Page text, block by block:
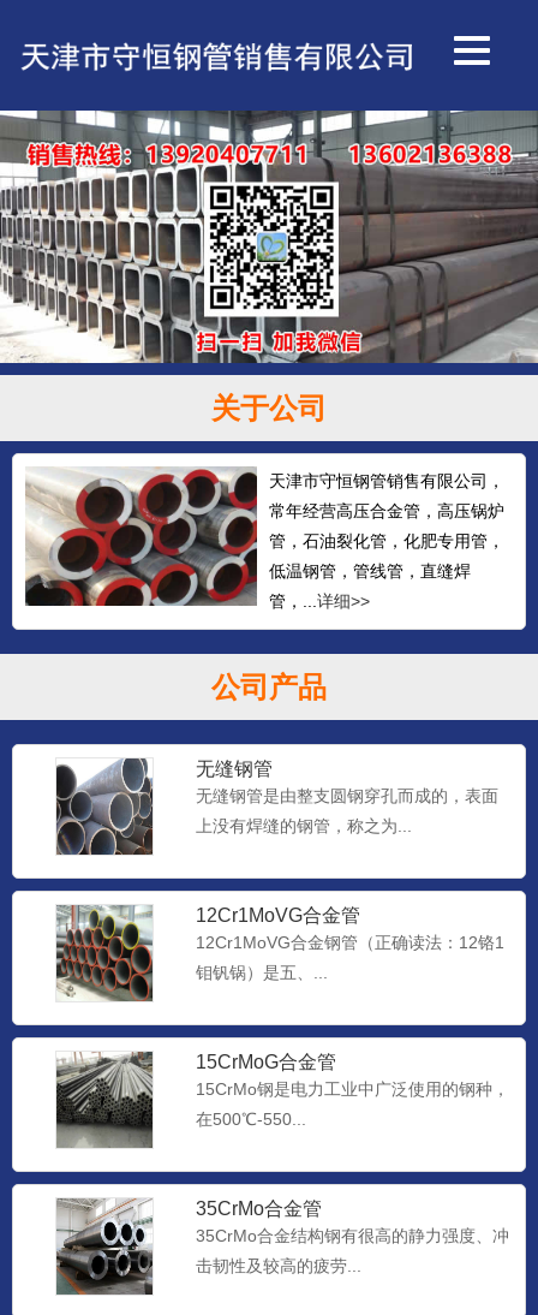
关于公司
天津市守恒钢管销售有限公司，
常年经营高压合金管，高压锅炉
管，石油裂化管，化肥专用管，
低温钢管，管线管，直缝焊
管，...详细>>
公司产品
无缝钢管
无缝钢管是由整支圆钢穿孔而成的，表面
上没有焊缝的钢管，称之为...
12Cr1MoVG合金管
12Cr1MoVG合金钢管（正确读法：12铬1
钼钒锅）是五、...
15CrMoG合金管
15CrMo钢是电力工业中广泛使用的钢种，
在500℃-550...
35CrMo合金管
35CrMo合金结构钢有很高的静力强度、冲
击韧性及较高的疲劳...